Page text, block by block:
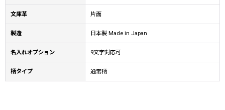
文庫革 片面
製造 日本製 Made in Japan
名入れオプション 9文字対応可
柄タイプ 通常柄